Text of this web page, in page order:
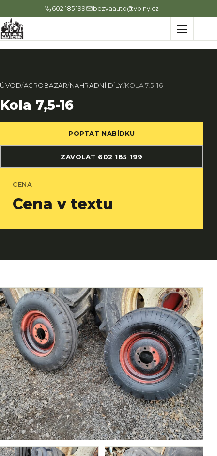
602 185 199 bezvaauto@volny.cz
Menu
ÚVOD/AGROBAZAR/NÁHRADNÍ DÍLY/KOLA 7,5-16
Kola 7,5-16
POPTAT NABÍDKU
ZAVOLAT 602 185 199
CENA
Cena v textu